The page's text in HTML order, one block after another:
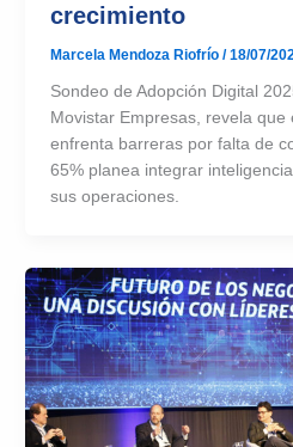
crecimiento
Marcela Mendoza Riofrío /18/07/
Sondeo de Adopción Digital
Movistar Empresas, revela que
enfrenta barreras por falta de
65% planea integrar
sus operaciones.